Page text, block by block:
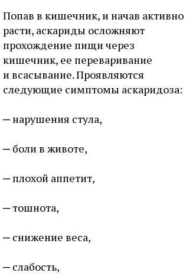
Попав в кишечник, и начав активно
расти, аскариды осложняют
прохождение пищи через
кишечник, ее переваривание
и всасывание. Проявляются
следующие симптомы аскаридоза:
нарушения стула,
боли в животе,
плохой аппетит,
тошнота,
снижение веса,
слабость,